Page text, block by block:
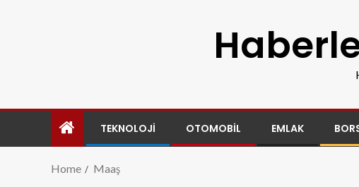
TEKNOLOJI OTOMOBIL EMLAK
Home Maaş